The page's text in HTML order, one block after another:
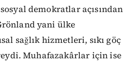
demokratlar açısından
yani ülke
sağlık hizmetleri, sıkı göç
Muhafazakârlar için ise